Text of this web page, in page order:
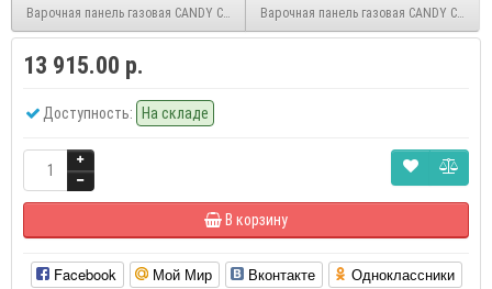
Варочная панель газовая CANDY CHG6LW Варочная панель газовая CANDY
13 915.00 р.
Доступность: На складе
В корзину
Facebook Мой Мир Вконтакте Одноклассники